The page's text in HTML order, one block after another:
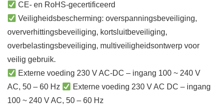
CE- en RoHS-gecertificeerd
Veiligheidsbescherming: overspanningsbeveiliging,
oververhittingsbeveiliging, kortsluitbeveiliging,
overbelastingsbeveiliging, multiveiligheidsontwerp voor
veilig gebruik.
Externe voeding 230 V AC-DC – ingang 100 ~ 240 V
AC, 50 – 60 Hz
Externe voeding 230 V AC DC – ingang
100 ~ 240 V AC, 50 – 60 Hz